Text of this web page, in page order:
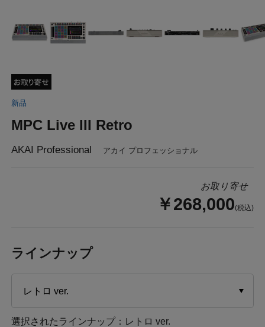
新品
MPC Live III Retro
AKAI Professional アカイ プロフェッショナル
お取り寄せ
￥268,000(税込)
ラインナップ
選択されたラインナップ：レトロ ver.